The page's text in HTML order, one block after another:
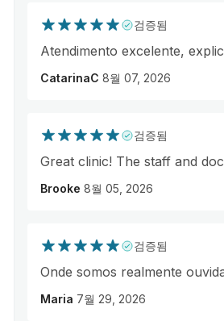
검증됨
Atendimento excelente,
CatarinaC 8월 07, 2026
검증됨
Great clinic! The staff and
Brooke 8월 05, 2026
검증됨
Onde somos realmente
Maria 7월 29, 2026